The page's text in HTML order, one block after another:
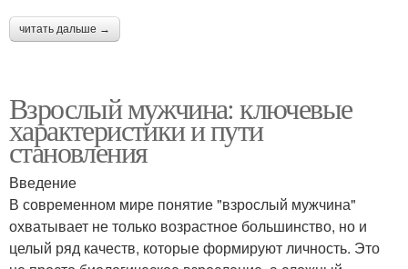
читать дальше →
Взрослый мужчина: ключевые
характеристики и пути
становления
Введение
В современном мире понятие "взрослый мужчина"
охватывает не только возрастное большинство, но и
целый ряд качеств, которые формируют личность. Это